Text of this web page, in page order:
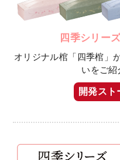
四季シリー
オリジナル棺「四季棺」
いをご紹
開発スト